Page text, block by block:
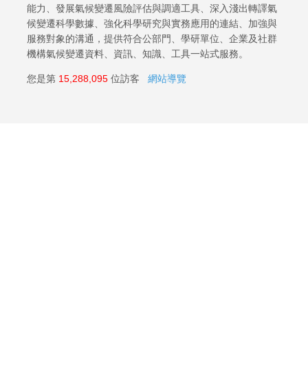
能力、發展氣候變遷風險評估與調適工具、深入淺出轉譯氣
候變遷科學數據、強化科學研究與實務應用的連結、加強與
服務對象的溝通，提供符合公部門、學研單位、企業及社群
機構氣候變遷資料、資訊、知識、工具一站式服務。
您是第 15,288,095 位訪客 網站導覽